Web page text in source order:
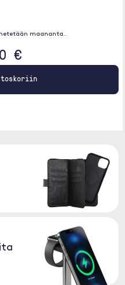
maananta..
€